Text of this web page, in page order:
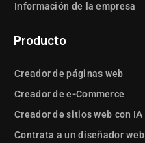
Información de la empresa
Producto
Creador de páginas web
Creador de e-Commerce
Creador de sitios web con IA
Contrata a un diseñador web